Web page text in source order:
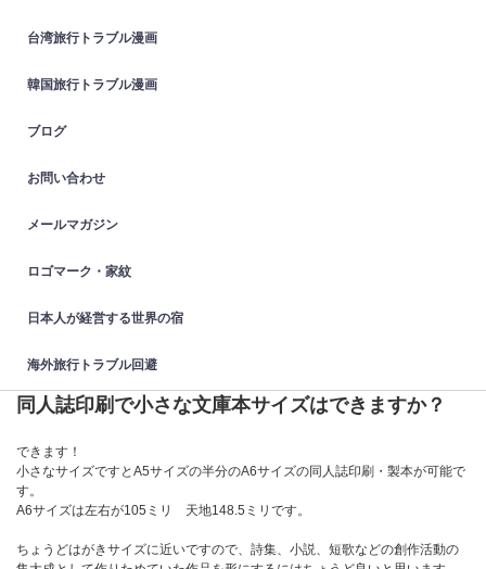
台湾旅行トラブル漫画
韓国旅行トラブル漫画
ブログ
お問い合わせ
メールマガジン
ロゴマーク・家紋
日本人が経営する世界の宿
海外旅行トラブル回避
同人誌印刷で小さな文庫本サイズはできますか？
できます！
小さなサイズですとA5サイズの半分のA6サイズの同人誌印刷・製本が可能で
す。
A6サイズは左右が105ミリ 天地148.5ミリです。
ちょうどはがきサイズに近いですので、詩集、小説、短歌などの創作活動の